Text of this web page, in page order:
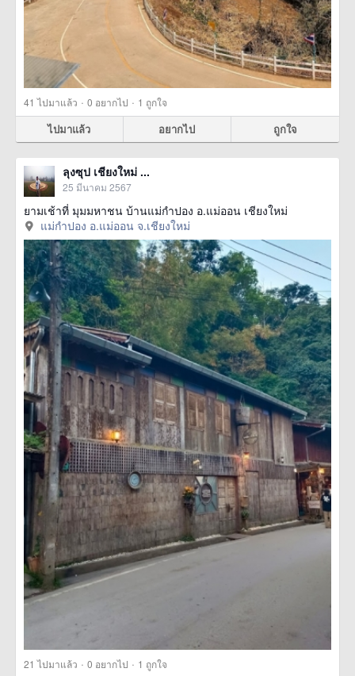
41 ไปมาแล้ว · 0 อยากไป · 1 ถูกใจ
ไปมาแล้ว อยากไป ถูกใจ
ลุงซุป เชียงใหม่ ...
25 มีนาคม 2567
ยามเช้าที่ มุมมหาชน บ้านแม่กำปอง อ.แม่ออน เชียงใหม่
แม่กำปอง อ.แม่ออน จ.เชียงใหม่
21 ไปมาแล้ว · 0 อยากไป · 1 ถูกใจ